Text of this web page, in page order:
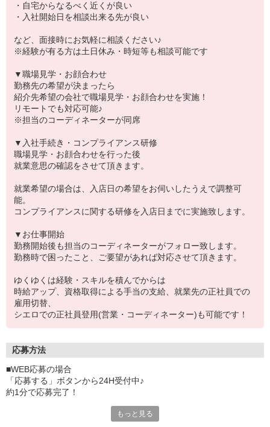
・自宅からなるべく近くが良い
・入社開始日を相談出来る先が良い
など、面接時にお気軽に相談ください♪
※経験が有る方は土日休み・時短等も相談可能です
▼職場見学・お顔合わせ
勤務先の希望が決まったら
紹介先希望の会社で職場見学・お顔合わせを実施！
リモートでも対応可能♪
※担当のコーディネーターが同席
▼入社手続き・コンプライアンス研修
職場見学・お顔合わせを行った後
就業意思の確認をさせて頂きます。
就業希望の場合は、入店日の希望をお伺いしたうえで調整可
能。
コンプライアンスに関する研修を入店日までに実施致します。
▼お仕事開始
勤務開始後も担当のコーディネーターがフォロー致します。
勤務時で困ったこと、ご要望があれば対応させて頂きます。
ゆくゆくは経験・スキルを積んでからは
時給アップ、資格取得による手当の支給、就業先の正社員での
雇用切替、
シエロでの正社員登用(営業・コーディネーター)も可能です！
応募方法
■WEB応募の場合
「応募する」ボタンから24H受付中♪
約1分で応募完了！
もっと見る